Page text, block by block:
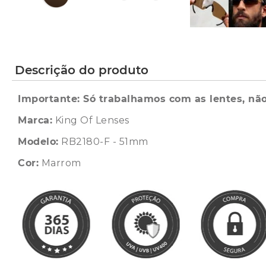
Descrição do produto
Importante: Só trabalhamos com as lentes,
Marca: King Of Lenses
Modelo: RB2180-F - 51mm
Cor: Marrom